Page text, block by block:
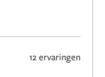
12 ervaringen